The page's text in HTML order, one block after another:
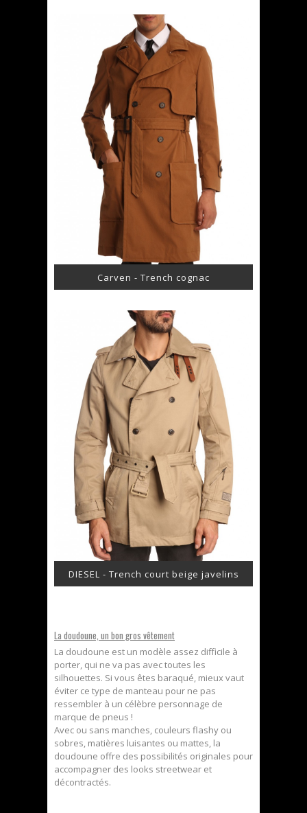
Carven - Trench cognac
DIESEL - Trench court beige javelins
La doudoune, un bon gros vêtement
La doudoune est un modèle assez difficile à
porter, qui ne va pas avec toutes les
silhouettes. Si vous êtes baraqué, mieux vaut
éviter ce type de manteau pour ne pas
ressembler à un célèbre personnage de
marque de pneus !
Avec ou sans manches, couleurs flashy ou
sobres, matières luisantes ou mattes, la
doudoune offre des possibilités originales pour
accompagner des looks streetwear et
décontractés.